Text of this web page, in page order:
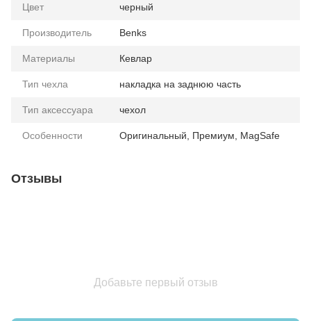
Цвет черный
Производитель Benks
Материалы Кевлар
Тип чехла накладка на заднюю часть
Тип аксессуара чехол
Особенности Оригинальный, Премиум, MagSafe
Отзывы
Добавьте первый отзыв